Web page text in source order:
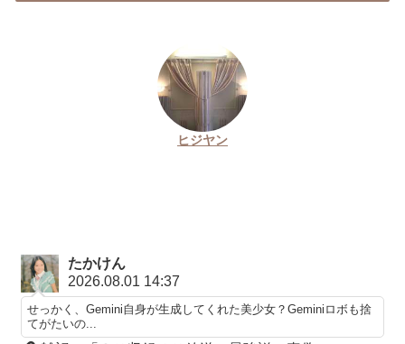
ヒジヤン
たかけん
2026.08.01 14:37
せっかく、Gemini自身が生成してくれた美少女？Geminiロボも捨
てがたいの...